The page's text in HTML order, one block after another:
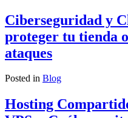
Ciberseguridad y
proteger tu tienda
ataques
Posted in Blog
Hosting